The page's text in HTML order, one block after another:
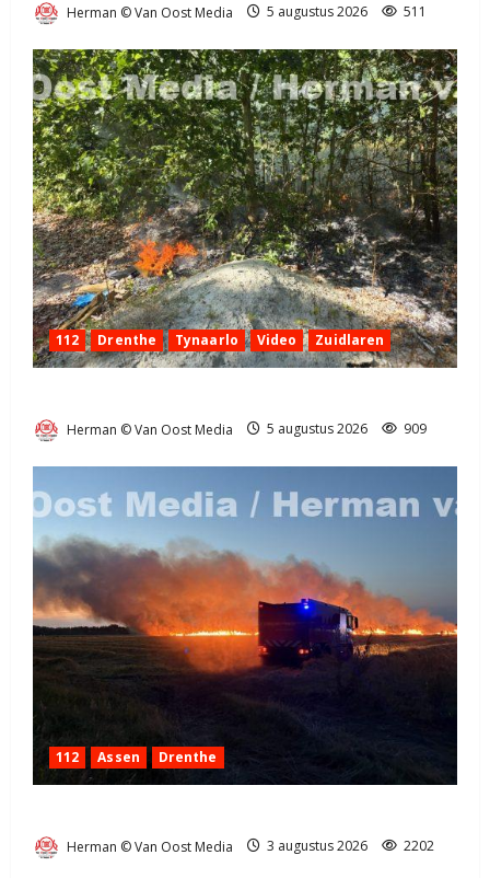
Herman © Van Oost Media 5 augustus 2026 511
112 Drenthe Tynaarlo Video Zuidlaren
Herman © Van Oost Media 5 augustus 2026 909
112 Assen Drenthe
Herman © Van Oost Media 3 augustus 2026 2202